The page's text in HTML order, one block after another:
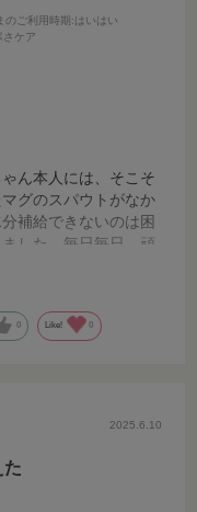
のご利用時期 :はいはい
さケア
ん本人には、そこそ
グのスパウトがなか
補給できないのは困
した。毎日毎日、頑
ぼしながらも頑張っ
0 Like! 0
2025.6.10
た